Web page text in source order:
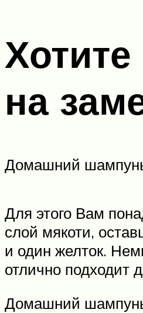
на
Домашний
Для этого Вам
слой мякоти,
и один желток.
отлично подходит
Домашний